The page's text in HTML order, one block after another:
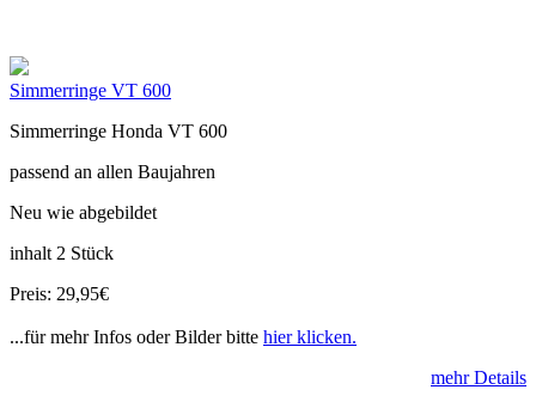
Simmerringe VT 600
Simmerringe Honda VT 600
passend an allen Baujahren
Neu wie abgebildet
inhalt 2 Stück
Preis: 29,95€
...für mehr Infos oder Bilder bitte hier klicken.
mehr Details